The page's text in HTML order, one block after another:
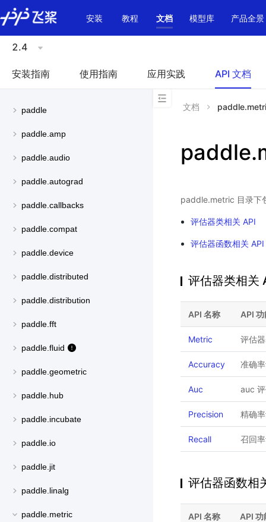
\u200E
安装
教程 文档 模型库 产品全景
2.4
安装指南 使用指南 应用实践 API 文档
paddle
paddle.amp
paddle.audio
paddle.autograd
paddle.callbacks
paddle.compat
paddle.device
paddle.distributed
paddle.distribution
paddle.fft
paddle.fluid
paddle.geometric
paddle.hub
paddle.incubate
paddle.io
paddle.jit
paddle.linalg
paddle.metric
文档
paddle.metric 目录下
评估器类相关 API
评估器函数相关 API
评估器类相关
API 名称 API
Metric 评估
Accuracy 准确
Auc auc
Precision 精确
Recall 召回
评估器函数相
API 名称 API 功